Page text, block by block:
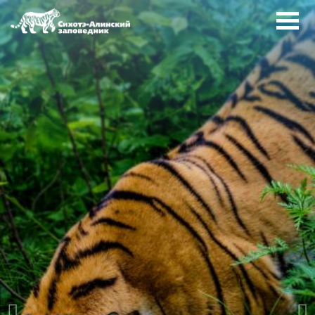
Перейти к основному содержанию